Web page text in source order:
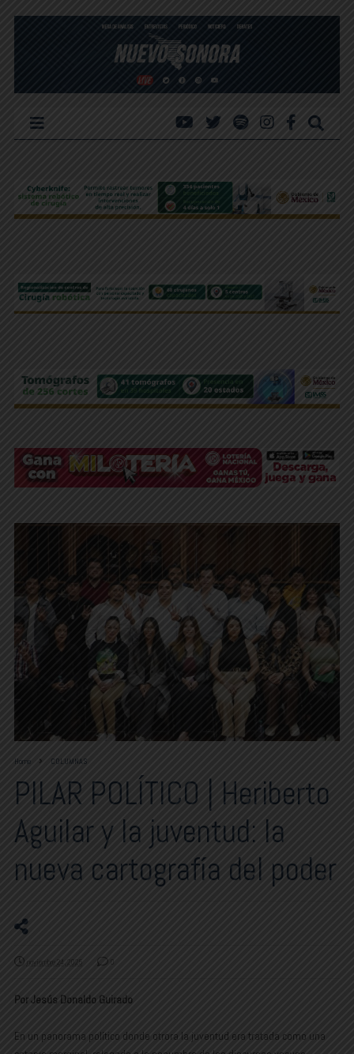
Home COLUMNAS
PILAR POLÍTICO | Heriberto
Aguilar y la juventud: la
nueva cartografía del poder
noviembre 24, 2025 0
Por Jesús Donaldo Guirado
En un panorama político donde otrora la juventud era tratada como una